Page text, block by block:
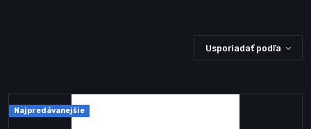
Usporiadať podľa
Najpredávanejšie